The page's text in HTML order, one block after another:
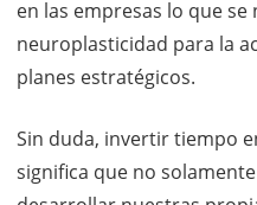
en las empresas lo que
neuroplasticidad para la
planes estratégicos.
Sin duda, invertir tiempo
significa que no